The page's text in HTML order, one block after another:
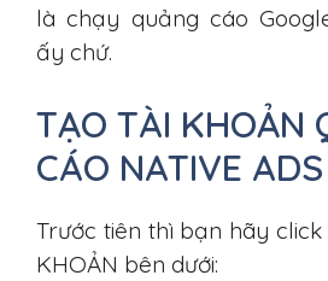
là chạy quảng cáo
ấy chứ.
TẠO TÀI KHOẢN
CÁO NATIVE
Trước tiên thì bạn hãy click
KHOẢN bên dưới: